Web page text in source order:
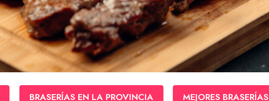
BRASERÍAS EN LA PROVINCIA MEJORES BRASERÍAS